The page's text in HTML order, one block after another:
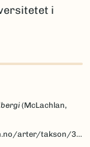
i
(McLachlan,
32932/beskrivelse